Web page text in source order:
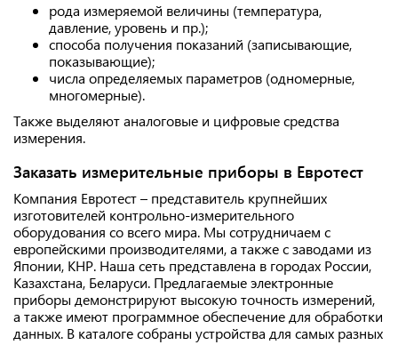
рода измеряемой величины (температура,
давление, уровень и пр.);
способа получения показаний (записывающие,
показывающие);
числа определяемых параметров (одномерные,
многомерные).
Также выделяют аналоговые и цифровые средства
измерения.
Заказать измерительные приборы в Евротест
Компания Евротест – представитель крупнейших
изготовителей контрольно-измерительного
оборудования со всего мира. Мы сотрудничаем с
европейскими производителями, а также с заводами из
Японии, КНР. Наша сеть представлена в городах России,
Казахстана, Беларуси. Предлагаемые электронные
приборы демонстрируют высокую точность измерений,
а также имеют программное обеспечение для обработки
данных. В каталоге собраны устройства для самых разных